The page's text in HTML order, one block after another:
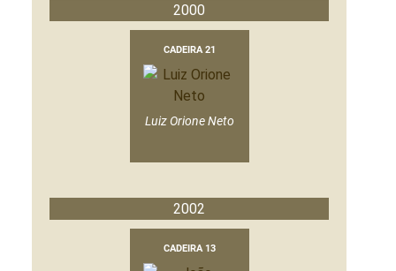
2000
CADEIRA 21
Luiz Orione Neto
2002
CADEIRA 13